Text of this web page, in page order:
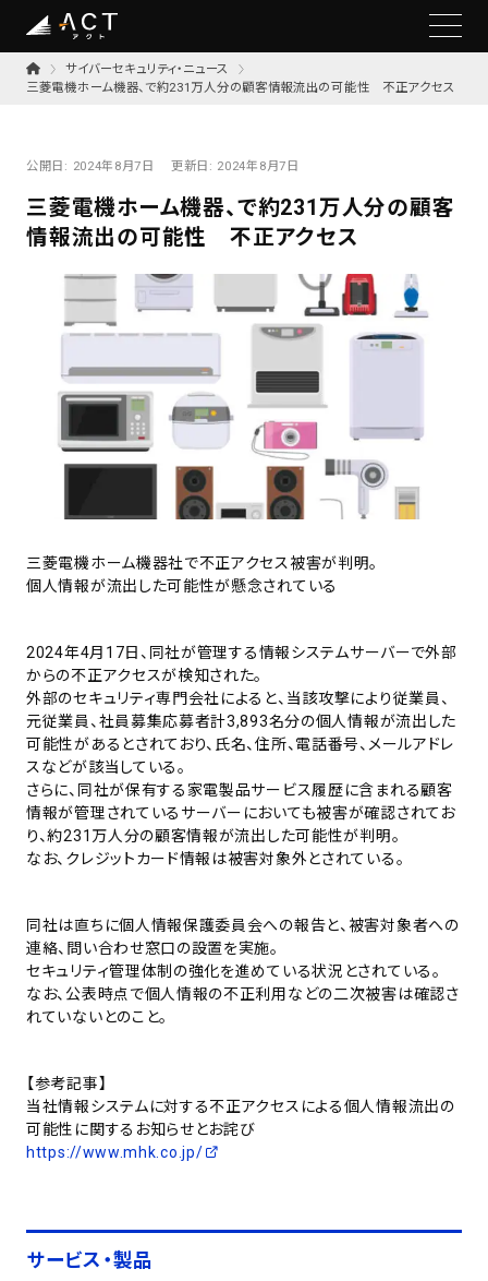
サイバーセキュリティ・ニュース
三菱電機ホーム機器、で約231万人分の顧客情報流出の可能性 不正アクセス
公開日: 2024年8月7日 更新日: 2024年8月7日
三菱電機ホーム機器、で約231万人分の顧客
情報流出の可能性 不正アクセス
三菱電機ホーム機器社で不正アクセス被害が判明。
個人情報が流出した可能性が懸念されている
2024年4月17日、同社が管理する情報システムサーバーで外部
からの不正アクセスが検知された。
外部のセキュリティ専門会社によると、当該攻撃により従業員、
元従業員、社員募集応募者計3,893名分の個人情報が流出した
可能性があるとされており、氏名、住所、電話番号、メールアドレ
スなどが該当している。
さらに、同社が保有する家電製品サービス履歴に含まれる顧客
情報が管理されているサーバーにおいても被害が確認されてお
り、約231万人分の顧客情報が流出した可能性が判明。
なお、クレジットカード情報は被害対象外とされている。
同社は直ちに個人情報保護委員会への報告と、被害対象者への
連絡、問い合わせ窓口の設置を実施。
セキュリティ管理体制の強化を進めている状況とされている。
なお、公表時点で個人情報の不正利用などの二次被害は確認さ
れていないとのこと。
【参考記事】
当社情報システムに対する不正アクセスによる個人情報流出の
可能性に関するお知らせとお詫び
https://www.mhk.co.jp/
サービス・製品